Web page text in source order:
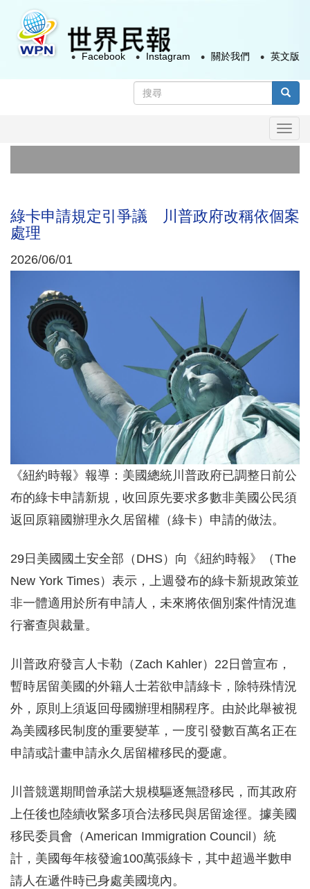
容
搜
尋
Facebook Instagram 關於我們 英文版
綠卡申請規定引爭議 川普政府改稱依個案
處理
2026/06/01
《紐約時報》報導：美國總統川普政府已調整日前公
布的綠卡申請新規，收回原先要求多數非美國公民須
返回原籍國辦理永久居留權（綠卡）申請的做法。
29日美國國土安全部（DHS）向《紐約時報》（The
New York Times）表示，上週發布的綠卡新規政策並
非一體適用於所有申請人，未來將依個別案件情況進
行審查與裁量。
川普政府發言人卡勒（Zach Kahler）22日曾宣布，
暫時居留美國的外籍人士若欲申請綠卡，除特殊情況
外，原則上須返回母國辦理相關程序。由於此舉被視
為美國移民制度的重要變革，一度引發數百萬名正在
申請或計畫申請永久居留權移民的憂慮。
川普競選期間曾承諾大規模驅逐無證移民，而其政府
上任後也陸續收緊多項合法移民與居留途徑。據美國
移民委員會（American Immigration Council）統
計，美國每年核發逾100萬張綠卡，其中超過半數申
請人在遞件時已身處美國境內。